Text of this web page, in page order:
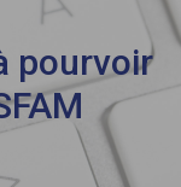
pourvoir